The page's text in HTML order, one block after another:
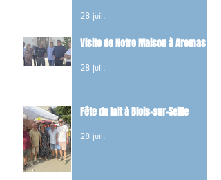
28 juil.
Visite de Notre Maison à Aromas
28 juil.
Fête du lait à Blois-sur-Seille
28 juil.